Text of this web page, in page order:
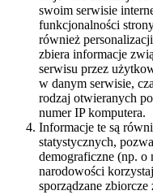
swoim serwisie
funkcjonalności
również
zbiera informacje
serwisu przez
w danym serwisie,
rodzaj otwieranych
numer IP komputera.
Informacje te są
statystycznych,
demograficzne (np. o
narodowości
sporządzane